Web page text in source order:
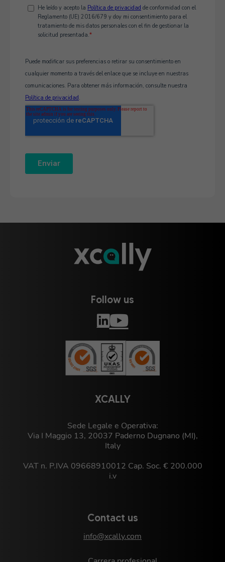
XCALLY
Sede Legale e Operativa:
Via I Maggio 13, 20037 Paderno Dugnano (MI),
Italy
VAT n. P.IVA 09668910012 Cap. Soc. € 200.000
i.v
Contact us
info@xcally.com
Follow us